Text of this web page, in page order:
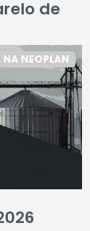
de
NA NEOPLAN